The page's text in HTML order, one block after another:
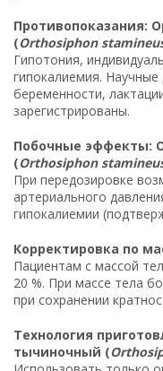
Противопоказания:
(Orthosiphon
Гипотония,
гипокалиемия.
беременности,
зарегистрированы.
Побочные эффекты:
(Orthosiphon
При передозировке
артериального
гипокалиемии
Корректировка по
Пациентам с массой
20 %. При массе тела
при сохранении
Технология
тычиночный (